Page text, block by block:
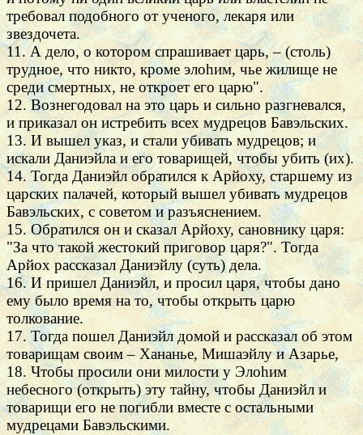
требовал подобного от ученого, лекаря или
звездочета.
11. А дело, о котором спрашивает царь, – (столь)
трудное, что никто, кроме элоhим, чье жилище не
среди смертных, не откроет его царю".
12. Вознегодовал на это царь и сильно разгневался,
и приказал он истребить всех мудрецов Бавэльских.
13. И вышел указ, и стали убивать мудрецов; и
искали Даниэйла и его товарищей, чтобы убить (их).
14. Тогда Даниэйл обратился к Арйоху, старшему из
царских палачей, который вышел убивать мудрецов
Бавэльских, с советом и разъяснением.
15. Обратился он и сказал Арйоху, сановнику царя:
"За что такой жестокий приговор царя?". Тогда
Арйох рассказал Даниэйлу (суть) дела.
16. И пришел Даниэйл, и просил царя, чтобы дано
ему было время на то, чтобы открыть царю
толкование.
17. Тогда пошел Даниэйл домой и рассказал об этом
товарищам своим – Хананье, Мишаэйлу и Азарье,
18. Чтобы просили они милости у Элоhим
небесного (открыть) эту тайну, чтобы Даниэйл и
товарищи его не погибли вместе с остальными
мудрецами Бавэльскими.